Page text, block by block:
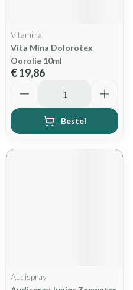
Vitamina
Vita Mina Dolorotex
Oorolie 10ml
€ 19,86
Bestel
Audispray